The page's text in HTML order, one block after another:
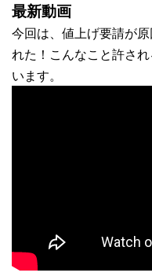
最新動画
今回は、値上げ要請が
れた！こんなこと許さ
います。